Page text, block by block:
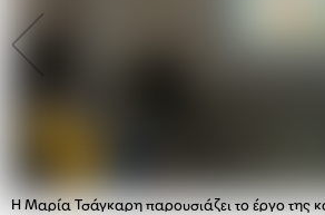
Η Μαρία Τσάγκαρη παρουσιάζει το έργο της